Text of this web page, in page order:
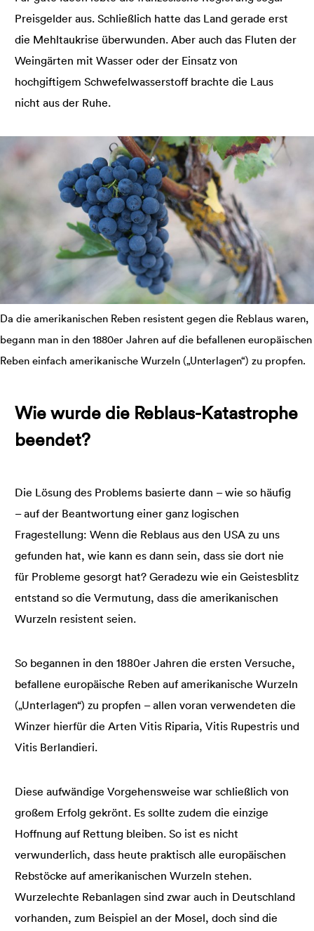
Preisgelder aus. Schließlich hatte das Land gerade erst
die Mehltaukrise überwunden. Aber auch das Fluten der
Weingärten mit Wasser oder der Einsatz von
hochgiftigem Schwefelwasserstoff brachte die Laus
nicht aus der Ruhe.
Da die amerikanischen Reben resistent gegen die Reblaus waren,
begann man in den 1880er Jahren auf die befallenen europäischen
Reben einfach amerikanische Wurzeln („Unterlagen“) zu propfen.
Wie wurde die Reblaus-Katastrophe
beendet?
Die Lösung des Problems basierte dann – wie so häufig
– auf der Beantwortung einer ganz logischen
Fragestellung: Wenn die Reblaus aus den USA zu uns
gefunden hat, wie kann es dann sein, dass sie dort nie
für Probleme gesorgt hat? Geradezu wie ein Geistesblitz
entstand so die Vermutung, dass die amerikanischen
Wurzeln resistent seien.
So begannen in den 1880er Jahren die ersten Versuche,
befallene europäische Reben auf amerikanische Wurzeln
(„Unterlagen“) zu propfen – allen voran verwendeten die
Winzer hierfür die Arten Vitis Riparia, Vitis Rupestris und
Vitis Berlandieri.
Diese aufwändige Vorgehensweise war schließlich von
großem Erfolg gekrönt. Es sollte zudem die einzige
Hoffnung auf Rettung bleiben. So ist es nicht
verwunderlich, dass heute praktisch alle europäischen
Rebstöcke auf amerikanischen Wurzeln stehen.
Wurzelechte Rebanlagen sind zwar auch in Deutschland
vorhanden, zum Beispiel an der Mosel, doch sind die